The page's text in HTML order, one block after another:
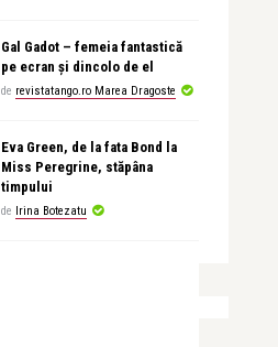
Gal Gadot – femeia fantastică
pe ecran și dincolo de el
de revistatango.ro Marea Dragoste
Eva Green, de la fata Bond la
Miss Peregrine, stăpâna
timpului
de Irina Botezatu